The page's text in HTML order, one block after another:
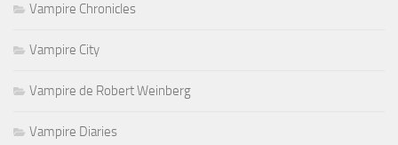
Vampire Chronicles
Vampire City
Vampire de Robert Weinberg
Vampire Diaries